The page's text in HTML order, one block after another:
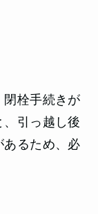
閉栓手続きが
引っ越し後
あるため、必